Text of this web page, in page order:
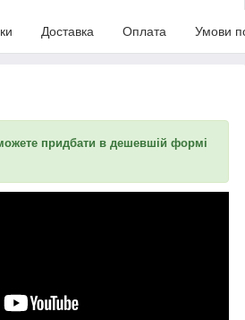
Доставка Оплата Умови
придбати в дешевшій формі